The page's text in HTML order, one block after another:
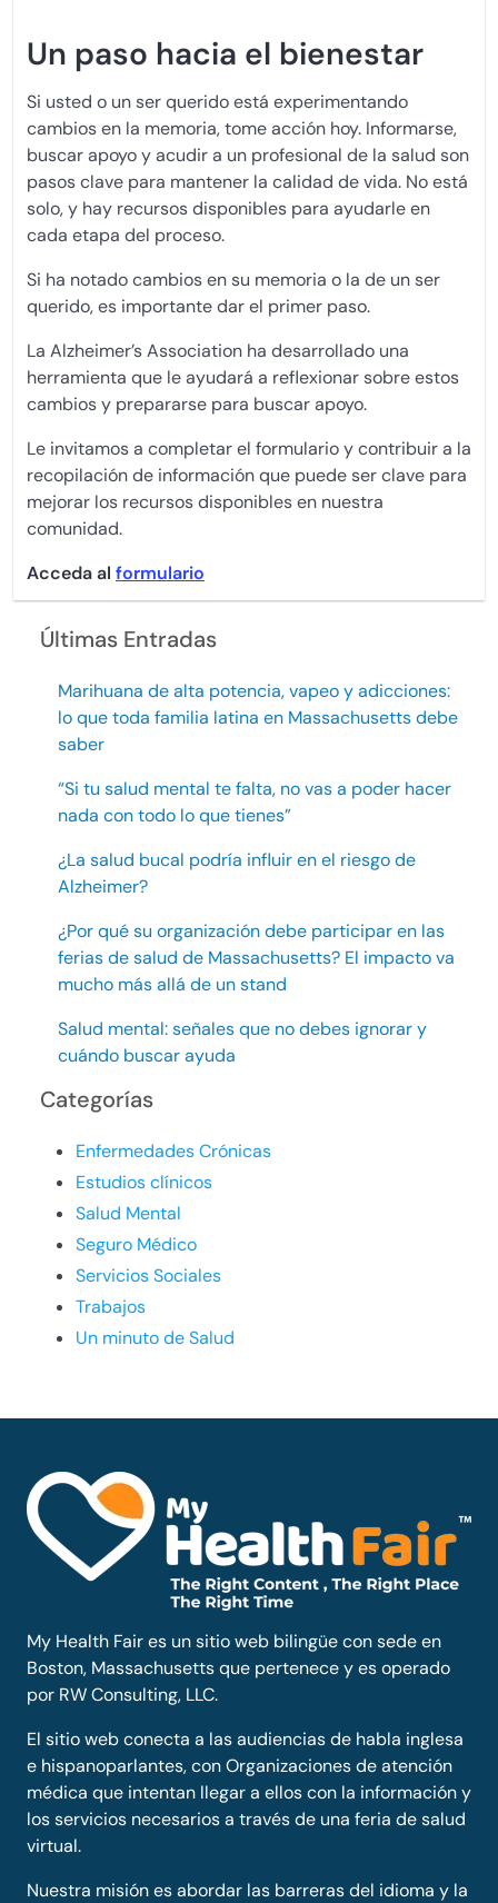
Un paso hacia el bienestar
Si usted o un ser querido está experimentando
cambios en la memoria, tome acción hoy. Informarse,
buscar apoyo y acudir a un profesional de la salud son
pasos clave para mantener la calidad de vida. No está
solo, y hay recursos disponibles para ayudarle en
cada etapa del proceso.
Si ha notado cambios en su memoria o la de un ser
querido, es importante dar el primer paso.
La Alzheimer’s Association ha desarrollado una
herramienta que le ayudará a reflexionar sobre estos
cambios y prepararse para buscar apoyo.
Le invitamos a completar el formulario y contribuir a la
recopilación de información que puede ser clave para
mejorar los recursos disponibles en nuestra
comunidad.
Acceda al formulario
Últimas Entradas
Marihuana de alta potencia, vapeo y adicciones:
lo que toda familia latina en Massachusetts debe
saber
“Si tu salud mental te falta, no vas a poder hacer
nada con todo lo que tienes”
¿La salud bucal podría influir en el riesgo de
Alzheimer?
¿Por qué su organización debe participar en las
ferias de salud de Massachusetts? El impacto va
mucho más allá de un stand
Salud mental: señales que no debes ignorar y
cuándo buscar ayuda
Categorías
Enfermedades Crónicas
Estudios clínicos
Salud Mental
Seguro Médico
Servicios Sociales
Trabajos
Un minuto de Salud
My Health Fair es un sitio web bilingüe con sede en
Boston, Massachusetts que pertenece y es operado
por RW Consulting, LLC.
El sitio web conecta a las audiencias de habla inglesa
e hispanoparlantes, con Organizaciones de atención
médica que intentan llegar a ellos con la información y
los servicios necesarios a través de una feria de salud
virtual.
Nuestra misión es abordar las barreras del idioma y la